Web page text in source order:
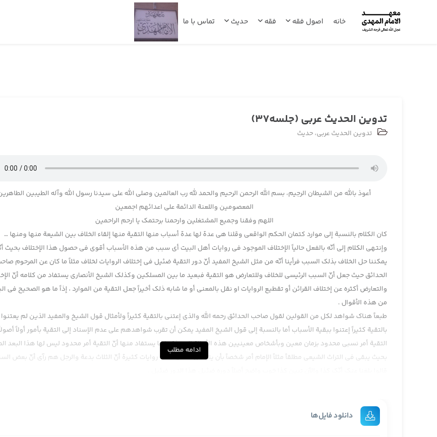
خانه اصول فقه فقه حدیث تماس با ما
تدوین الحدیث عربی (جلسه37)
تدوین الحدیث عربی،حدیث
أعوذ بالله من الشیطان الرجیم، بسم الله الرحمن الرحیم والحمد لله رب العالمین وصلی الله علی سیدنا رسول الله وآله الطیبین
المعصومین واللعنة الدائمة علی اعدائهم اجمعین
اللهم وفقنا وجمیع المشتغلین وارحمنا برحتمک یا ارحم الراحمین
كان الكلام بالنسبة إلى موارد كتمان الحكم الواقعي وقلنا هي عدة لها عدة أسباب منها التقية منها إلقاء الخلاف بين الشيعة منها ومنها …
وإنتهى الكلام إلى أنّه بالفعل حالياً الإختلاف الموجود في روايات أهل البيت أي سبب من هذه الأسباب أقوى في حصول هذا الإختلاف بحيث
يمكننا حل الخلاف بذلك السبب فرأينا أنّه من مثل الشيخ المفيد أنّ دور التقية ضئيل في إختلاف الروايات لخلاف مثلاً ما كان عن المرحوم
الحدائق حيث جعل أنّ السبب الرئيسي للخلاف وللتعارض هو التقية فبعيد ما بين المسلكين وكذلك الشيخ الأنصاري يستفاد من كلامه أنّ
والتعارض أكثره عن إختلاف القرائن أو تقطيع الروايات او نقل بالمعنى أو ما شابه ذلك أخيراً جعل التقية من الموارد ، إذاً ما هو الصحيح في
من هذه الأقوال .
طبعاً هناك شواهد لكل من القولين لقول صاحب الحدائق رحمه الله والذي إعتنى بالتقية كثيراً ولأمثال قول الشيخ والمفيد الذين لم يعتنوا
بالتقية كثيراً إعتنوا ببقية الأسباب أما بالنسبة إلى قول الشيخ المفيد يمكن أن تقرب شواهدهم على عدم الإسناد إلى التقية بأمور أولاً
التقية أمر نسبي محدود بزمان معين وبأشخاص معينيين هذه الأمثلة التي ذكرناها يستفاد منها أنّ التقية أمر محدود ليس لها هذا البعد
بحيث يبقى في التراث الشيعي مطلقاً مثلاً الإمام أمر شخصاً بأن يتوضئ ثلاثاً وهناك روايات كثيرة أنّ الثلاث بدعة والرجل هم رآى أنّ بعض
صيد الصقور أنا لا أفتي هذا معناه عشر سنوات عشرين سنة ثلاثين سنة ، عرفتم ؟ يعني ليس معناه الروايات التي تصل إلينا إلى هذا الزمان
دور محدود أصولاً التقية طبيعتاً أمر إضطراري .
ادامه مطلب
دانلود فایل‌ها